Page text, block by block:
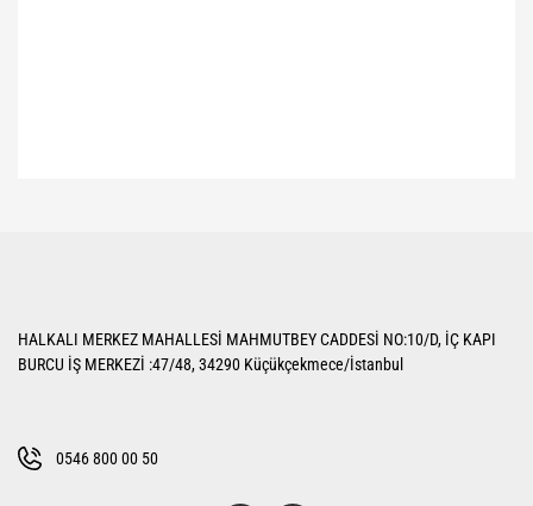
Ürün açıklamasında eksik bilgiler bulunuyor.
Bu ürüne benzer farklı alternatifler olmalı.
HALKALI MERKEZ MAHALLESİ MAHMUTBEY CADDESİ NO:10/D, İÇ KAPI
BURCU İŞ MERKEZİ :47/48, 34290 Küçükçekmece/İstanbul
0546 800 00 50